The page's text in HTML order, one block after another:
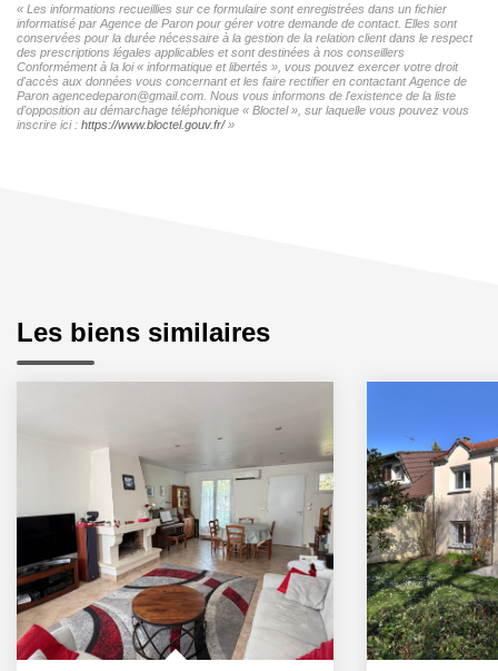
« Les informations recueillies sur ce formulaire sont enregistrées dans un fichier
informatisé par Agence de Paron pour gérer votre demande de contact. Elles sont
conservées pour la durée nécessaire à la gestion de la relation client dans le respect
des prescriptions légales applicables et sont destinées à nos conseillers
Conformément à la loi « informatique et libertés », vous pouvez exercer votre droit
d'accès aux données vous concernant et les faire rectifier en contactant Agence de
Paron agencedeparon@gmail.com. Nous vous informons de l'existence de la liste
d'opposition au démarchage téléphonique « Bloctel », sur laquelle vous pouvez vous
inscrire ici : https://www.bloctel.gouv.fr/»
Les biens similaires